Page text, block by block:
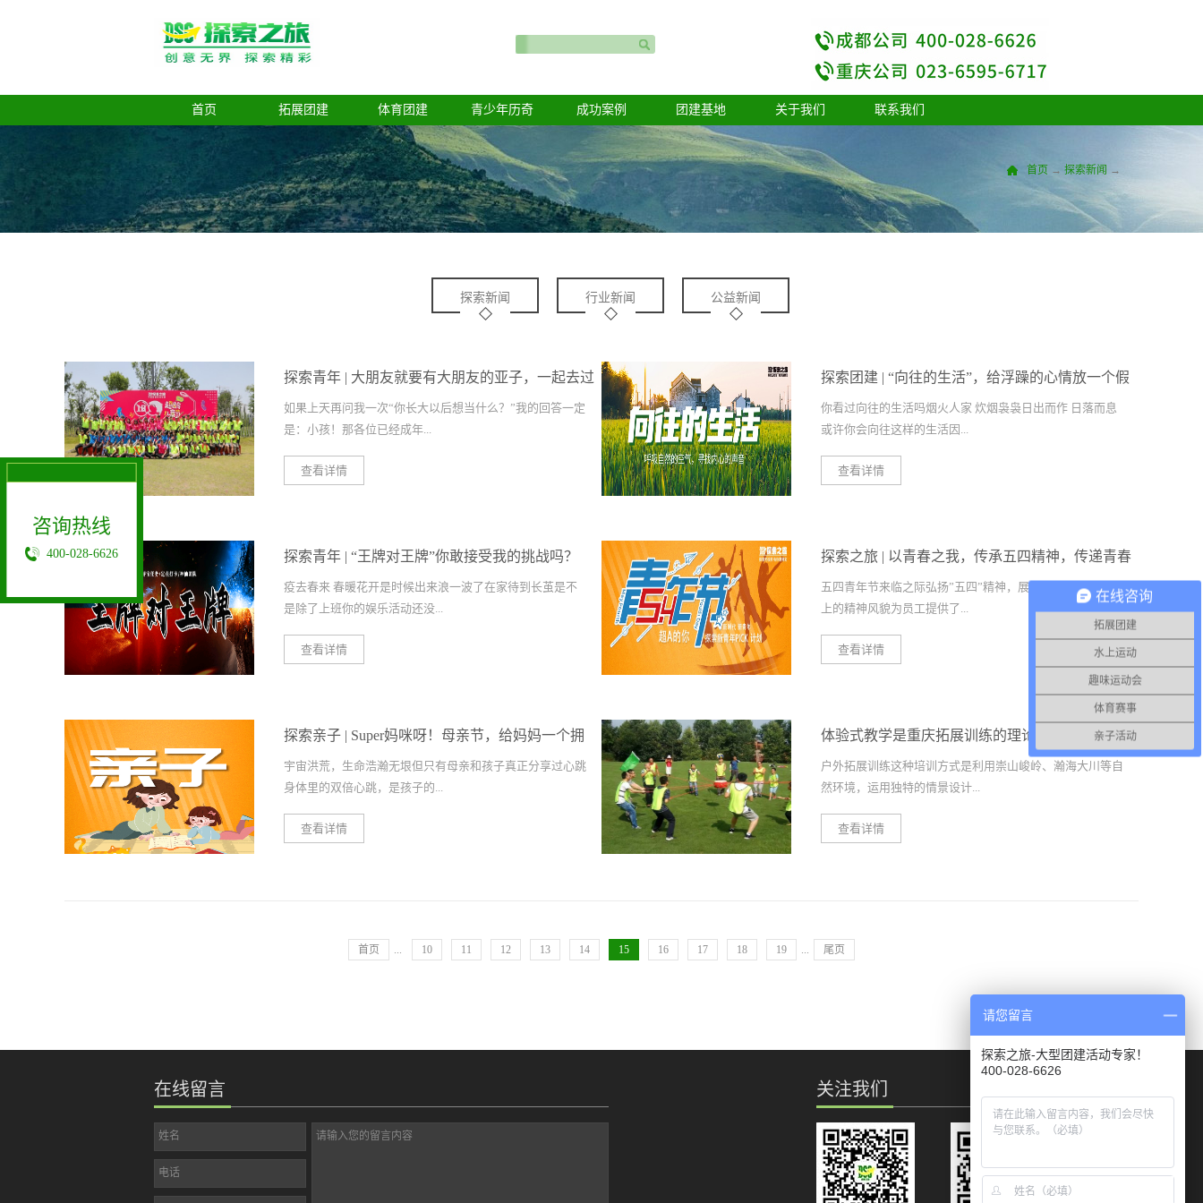
首页 拓展团建 体育团建 青少年历奇 成功案例 团建基地 关于我们 联系我们
首页 → 探索新闻 →
探索新闻 行业新闻 公益新闻
探索青年 | 大朋友就要有大朋友的亚子，一起去过
超龄儿童节吧~
如果上天再问我一次“你长大以后想当什么？”我的回答一定
是：小孩！那各位已经成年...
们想要赠你一段时光忘却烦恼 和男/女朋友、好友甚至是陌
生人来一场超龄儿童节还记得去年我们的超龄儿童节吗戳戳
下面图片看我们去年的超龄儿童是怎么过节的今年我们如约
好~在“六一”儿童节来临之际，我们为你们准备了一场“超龄
儿童节”~回到过去，重拾儿时的记忆，重温儿时的游戏~回
节。 不管你是单身汪，还是有男/女朋友，亦或者是已经
准备好一起嗨翻儿童节了吗？超龄儿童节-谁还不是个宝
宝了 -——致童心未泯的你小时候的游戏你还记得多少弹弹
珠 跳绳 丢手绢&...
查看详情
探索团建 | “向往的生活”，给浮躁的心情放一个假
你看过向往的生活吗烟火人家 炊烟袅袅日出而作 日落而息
或许你会向往这样的生活因...
的人群去感受向往的生活呼吸自然的空气，寻找内心的声音
作为一个社畜抛下一切去过向往的生活这对我们来说是不可
能的但是，或许我们可以寻找一个契机去体验一次最原始、
最向往的生活动中有趣的玩法探索之旅向往的生活主题活动
自给自足 日出而落 日落而息活动亮点放松减压日出而作，
日落而息，感受悠然见南山的惬意全新体验让久居钢筋水泥
的身心在与大自然的接触中回归宁静与旷远活动收益返璞归
真回归自然，让学员身临其境体现真我在农趣的生产生活
中，培养团队的协作和统筹能力颇有难度的情景设计，培养
团队吃苦耐劳，勇敢顽强的品质活动中有趣的玩法你要感受
下吗木屋搭建、农活体验、厨艺比拼木屋搭建从前，一根木
头 承载一份美好搭建起一个幸福的家园在远离城市的地方
我们用自己的双手用心搭建一个我们的家体验一次搭建房屋
的乐趣也体会到用心完成的作品时齐心协力、吃苦耐劳的品
查看详情
探索青年 | “王牌对王牌”你敢接受我的挑战吗？
疫去春来 春暖花开是时候出来浪一波了在家待到长茧是不
是除了上班你的娱乐活动还没...
城市的美丽05月23日东郊记忆（带你闯荡天下）09:30-
12:00不 见 不 散我们欢迎组队参加 无论你们是朋友、同
事、情侣还是想要认识新朋友的小哥哥小姐姐……不论你想
华一下Whatever^我们同手同脚双手双脚的赞成独自闯荡天
下毕竟唯我独尊的感jio简直不要太好还可以勾搭一下小姐
人的奖品Let's Do It ~报 名 须 知集合时间：09:30准时签
查看详情
探索之旅 | 以青春之我，传承五四精神，传递青春
榜young！
五四青年节来临之际弘扬”五四”精神，展现企业青年健康向
上的精神风貌为员工提供了...
一个展现个人独特风采的平台使全体员工能够感受到企业文
化的丰富多彩更好的宣扬五四精神探索特推出“探索新青年
Pick计划”寻找超A的你美 食 手 工 运 动 才 艺 创 意 爱
宠 追 星经过一个月时间的筹备终于你们的超哥超姐诞生了
我们为最厉害的超哥超姐制作了封面海报但是，采访我们都
做了哦戳下面带你走进超哥超姐的B面人生美食达人闲暇时
么喜欢美食？曾：释放压力 然后简简单单的快乐，还可以
约别人一起快乐易：美食可以让人心情愉悦，在享受美食的
等，只要没做过的都喜欢去尝试，开发新技能。Q:在意美食
世之道。易：颜值和味道缺一不可，追求色香味俱全，当美
食失去了颜值和味道，就是没了灵魂。Q:美食给你带来了什
查看详情
探索亲子 | Super妈咪呀！母亲节，给妈妈一个拥
抱！
宇宙洪荒，生命浩瀚无垠但只有母亲和孩子真正分享过心跳
身体里的双倍心跳，是孩子的...
人把封斋期的第四个星期天作为母亲节。在这一天里，出门
在外的年轻人将回到家中，给他们的母亲带上一些小礼
力为妈妈送上一份有意义的礼物5月10日线上家庭组队，给
妈妈一个放松时间通过挑战为妈妈赢得神秘礼物有人说，偷
走妈妈青春的不是岁月，而是你你忙着长大她忙着确保自己
翼下，健康的长大而小时候的你给妈咪带来了多少麻烦带来
查看详情
体验式教学是重庆拓展训练的理论依据
户外拓展训练这种培训方式是利用崇山峻岭、瀚海大川等自
然环境，运用独特的情景设计...
等特点，是一种现代人和现代组织全新的体验式学习方法和
训练方式，重庆拓展培训采用这种培训方式，不但能够提高
化，提高企业核心竞争力。体验式教学是指根据学生的认知
特点和规律，通过创造实际的或重复经历的情境和机会，呈
现或再现、还原教学内容，使学生在亲历的过程中理解并建
构知识、发展能力、产生情感、生成意义的教学观和教学形
式。体验式教学有这样几个特点： 1、培训师是为一个
过程专家，而不是内容专家。在体验式教学中，教师不再费
尽口舌地进行理论讲解，更多的是指导学员进行学习，通过
“提问”、布置任务来引发学员进行思考。在拓展训练中，培
训师在布置任务后不会给予更多的提示，是以组织者、观察
者的身份出现的。 2、拥有反思的机会。在体验式教学
查看详情
首页 ... 10 11 12 13 14 15 16 17 18 19 ... 尾页
在线留言 关注我们
姓名
电话
请输入您的留言内容
X
咨询热线
400-028-6626
在线咨询
拓展团建
水上运动
趣味运动会
体育赛事
亲子活动
请您留言
探索之旅-大型团建活动专家！
400-028-6626